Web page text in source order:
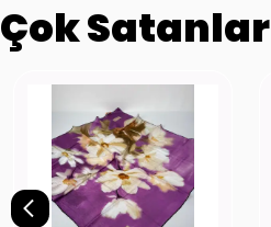
Çok Satanlar